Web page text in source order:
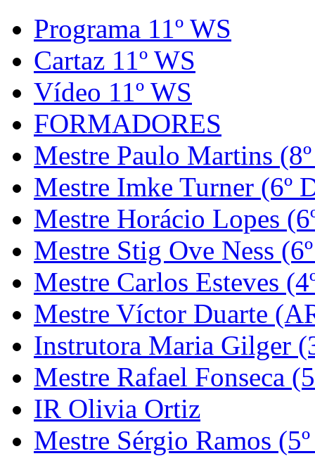
Programa 11º WS
Cartaz 11º WS
Vídeo 11º WS
FORMADORES
Mestre Paulo Martins
Mestre Imke Turner (6º
Mestre Horácio Lopes
Mestre Stig Ove Ness
Mestre Carlos Esteves
Mestre Víctor Duarte
Instrutora Maria Gilger
Mestre Rafael Fonseca
IR Olivia Ortiz
Mestre Sérgio Ramos